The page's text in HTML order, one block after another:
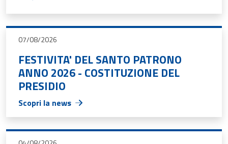
07/08/2026
FESTIVITA' DEL SANTO PATRONO
ANNO 2026 - COSTITUZIONE DEL
PRESIDIO
Scopri la news